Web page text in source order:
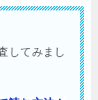
してみまし